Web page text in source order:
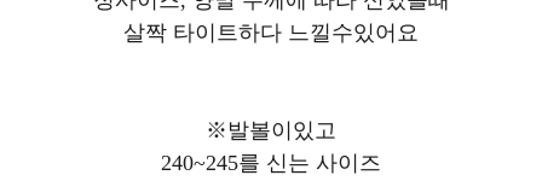
살짝 타이트하다 느낄수있어요
※발볼이있고
240~245를 신는 사이즈